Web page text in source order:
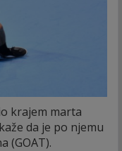
krajem marta
da je po njemu
(GOAT).